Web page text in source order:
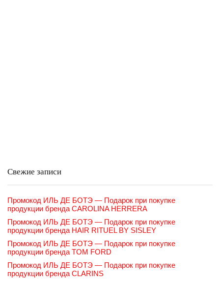
Свежие записи
Промокод ИЛЬ ДЕ БОТЭ — Подарок при покупке
продукции бренда CAROLINA HERRERA
Промокод ИЛЬ ДЕ БОТЭ — Подарок при покупке
продукции бренда HAIR RITUEL BY SISLEY
Промокод ИЛЬ ДЕ БОТЭ — Подарок при покупке
продукции бренда TOM FORD
Промокод ИЛЬ ДЕ БОТЭ — Подарок при покупке
продукции бренда CLARINS